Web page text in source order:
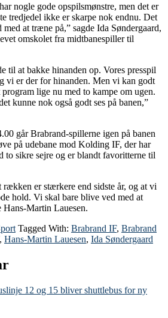
nogle gode opspilsmønstre, men det er
tredjedel ikke er skarpe nok endnu. Det
at træne på,” sagde Ida Søndergaard,
omskolet fra midtbanespiller til
til at bakke hinanden op. Vores presspil
vi er der for hinanden. Men vi kan godt
lige nu med to kampe om ugen.
kunne nok også godt ses på banen,”
går Brabrand-spillerne igen på banen
på udebane mod Kolding IF, der har
to sikre sejre og er blandt favoritterne til
er stærkere end sidste år, og at vi
hold. Vi skal bare blive ved med at
Hans-Martin Lauesen.
Tagged With: Brabrand IF, Brabrand
, Hans-Martin Lauesen, Ida Søndergaard